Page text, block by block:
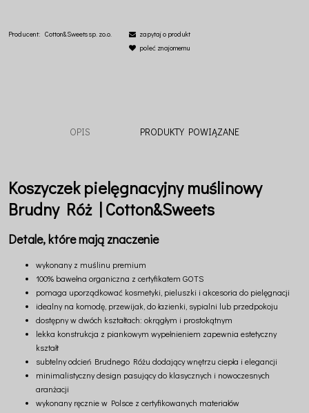
Producent: Cotton&Sweets sp. zo.o.
zapytaj o produkt
poleć znajomemu
OPIS PRODUKTY POWIĄZANE
Koszyczek pielęgnacyjny muślinowy
Brudny Róż | Cotton&Sweets
Detale, które mają znaczenie
wykonany z muślinu premium
100% bawełna organiczna z certyfikatem GOTS
pomaga uporządkować kosmetyki, pieluszki i akcesoria do pielęgnacji
idealny na komodę, przewijak, do łazienki, sypialni lub przedpokoju
dostępny w dwóch kształtach: okrągłym i prostokątnym
lekka konstrukcja z piankowym wypełnieniem zapewnia estetyczny
kształt
subtelny odcień Brudnego Różu dodający wnętrzu ciepła i elegancji
minimalistyczny design pasujący do klasycznych i nowoczesnych
aranżacji
wykonany ręcznie w Polsce z certyfikowanych materiałów